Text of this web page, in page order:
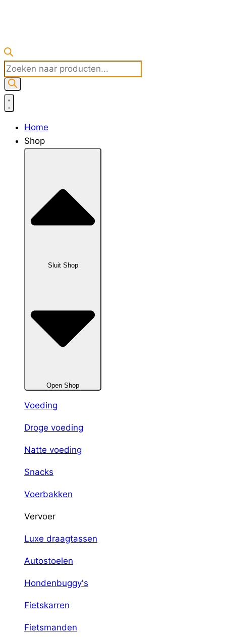
Producten
zoeken
Home
Shop
Sluit Shop
Open Shop
Voeding
Droge voeding
Natte voeding
Snacks
Voerbakken
Vervoer
Luxe draagtassen
Autostoelen
Hondenbuggy's
Fietskarren
Fietsmanden